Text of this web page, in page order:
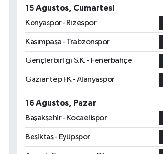
15 Ağustos, Cumartesi
Konyaspor - Rizespor
Kasımpaşa - Trabzonspor
Gençlerbirliği S.K. - Fenerbahçe
Gaziantep FK - Alanyaspor
16 Ağustos, Pazar
Başakşehir - Kocaelispor
Beşiktaş - Eyüpspor